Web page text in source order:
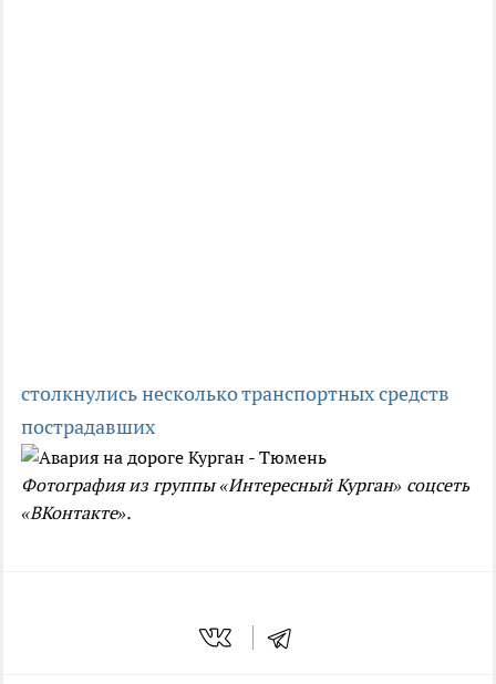
столкнулись несколько транспортных средств
пострадавших
Фотография из группы «Интересный Курган» соцсеть
«ВКонтакте».